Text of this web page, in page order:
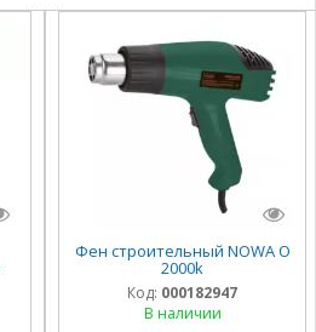
Фен строительный NOWA O
2000k
Код: 000182947
В наличии